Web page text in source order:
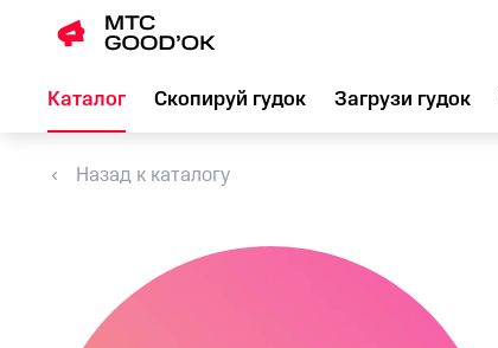
Каталог Скопируй гудок Загрузи гудок
Назад к каталогу